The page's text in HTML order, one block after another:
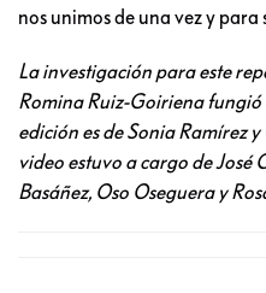
nos unimos de una vez y para
La investigación para este
Romina Ruiz-Goiriena
edición es de Sonia Ramírez
video estuvo a cargo de José
Basáñez, Oso Oseguera y